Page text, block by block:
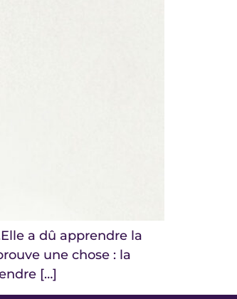
a dû apprendre la
une chose : la
[…]